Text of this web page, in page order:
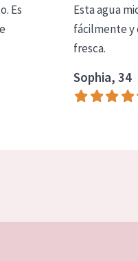
Es
Esta agua
fácilmente y
fresca.
Sophia, 34